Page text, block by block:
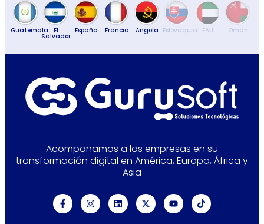
Guatemala El
Salvador
España Francia Angola Eslovaquia EAU Oman
Acompañamos a las empresas en su
transformación digital en América, Europa, África y
Asia